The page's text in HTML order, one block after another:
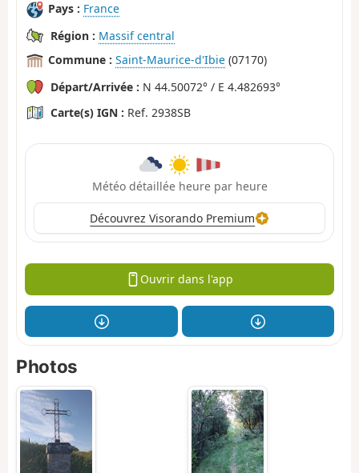
Pays : France
Région : Massif central
Commune : Saint-Maurice-d'Ibie (07170)
Départ/Arrivée : N 44.50072° / E 4.482693°
Carte(s) IGN : Ref. 2938SB
Météo détaillée heure par heure
Découvrez Visorando Premium
Ouvrir dans l'app
Photos